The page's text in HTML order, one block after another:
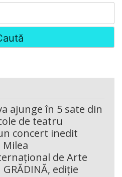
ajunge în 5 sate din
de teatru
concert inedit
de Arte
ediție